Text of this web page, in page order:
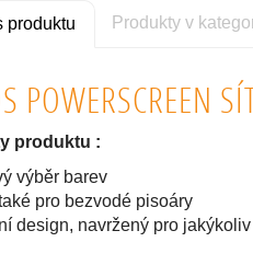
produktu Produkty v
POWERSCREEN
produktu :
výběr barev
pro bezvodé pisoáry
design, navržený pro